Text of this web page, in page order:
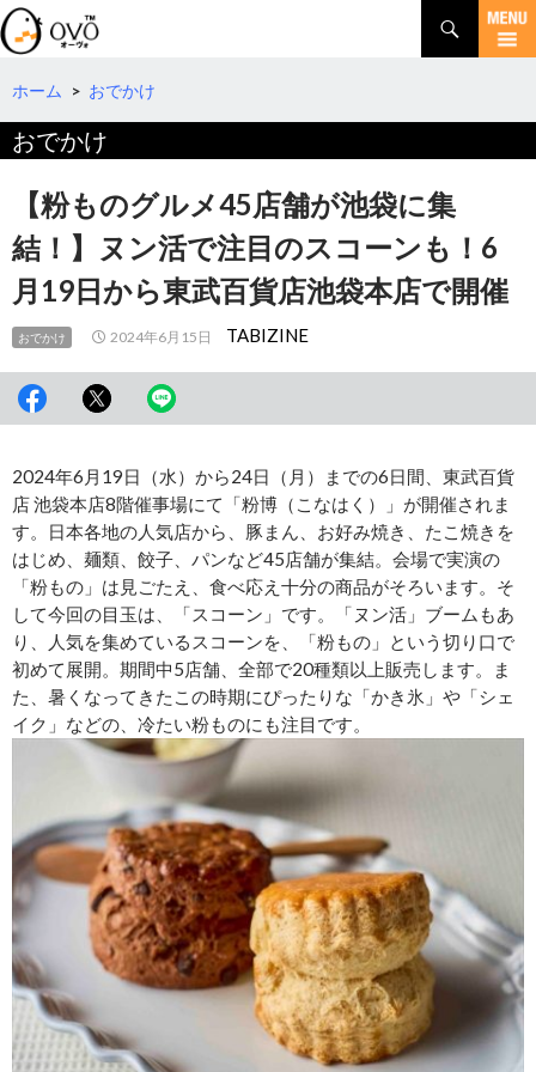
検
索
コ
テ
ツ
へ
ホーム > おでかけ
おでかけ
【粉ものグルメ45店舗が池袋に集
結！】ヌン活で注目のスコーンも！6
月19日から東武百貨店池袋本店で開催
おでかけ 2024年6月15日 TABIZINE
2024年6月19日（水）から24日（月）までの6日間、東武百貨
店 池袋本店8階催事場にて「粉博（こなはく）」が開催されま
す。日本各地の人気店から、豚まん、お好み焼き、たこ焼きを
はじめ、麺類、餃子、パンなど45店舗が集結。会場で実演の
「粉もの」は見ごたえ、食べ応え十分の商品がそろいます。そ
して今回の目玉は、「スコーン」です。「ヌン活」ブームもあ
り、人気を集めているスコーンを、「粉もの」という切り口で
初めて展開。期間中5店舗、全部で20種類以上販売します。ま
た、暑くなってきたこの時期にぴったりな「かき氷」や「シェ
イク」などの、冷たい粉ものにも注目です。